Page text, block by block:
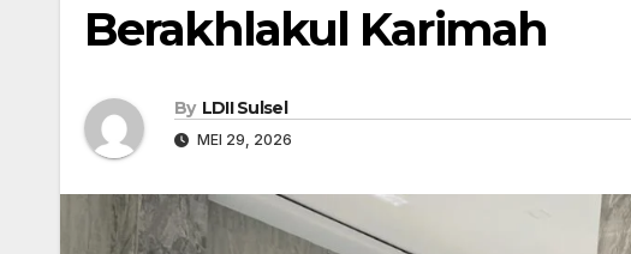
Berakhlakul Karimah
By LDII Sulsel
MEI 29, 2026